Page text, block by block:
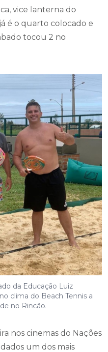
vice lanterna do
é o quarto colocado e
tocou 2 no
da Educação Luiz
clima do Beach Tennis a
no Rincão.
nos cinemas do Nações
um dos mais